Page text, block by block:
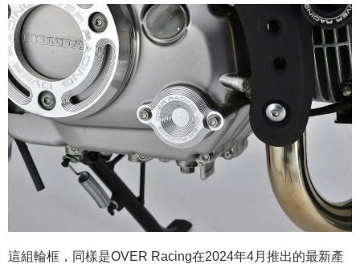
這組輪框，同樣是OVER Racing在2024年4月推出的最新產